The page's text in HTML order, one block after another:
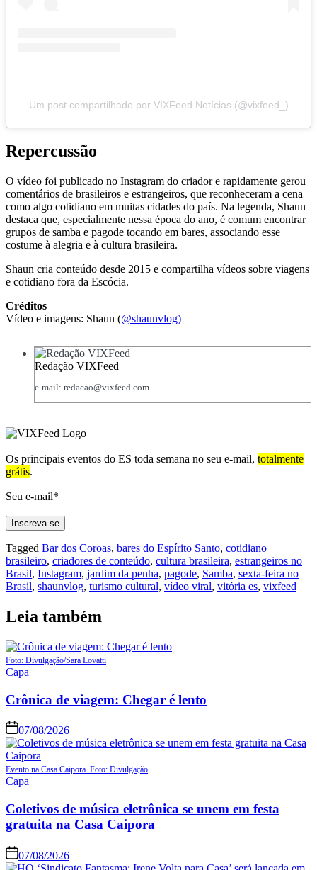
Um post compartilhado por VIXFeed Notícias (@vixfeed_)
Repercussão
O vídeo foi publicado no Instagram do criador e rapidamente gerou
comentários de brasileiros e estrangeiros, que reconheceram a cena
como algo cotidiano em muitas cidades do país. Na legenda, Shaun
destaca que, especialmente nessa época do ano, é comum encontrar
grupos de samba e pagode tocando em bares, associando esse
costume à alegria e à cultura brasileira.
Shaun cria conteúdo desde 2015 e compartilha vídeos sobre viagens
e cotidiano fora da Escócia.
Créditos
Vídeo e imagens: Shaun (@shaunvlog)
Redação VIXFeed
e-mail: redacao@vixfeed.com
Os principais eventos do ES toda semana no seu e-mail, totalmente
grátis.
Seu e-mail*
Tagged Bar dos Coroas, bares do Espírito Santo, cotidiano
brasileiro, criadores de conteúdo, cultura brasileira, estrangeiros no
Brasil, Instagram, jardim da penha, pagode, Samba, sexta-feira no
Brasil, shaunvlog, turismo cultural, vídeo viral, vitória es, vixfeed
Leia também
Foto: Divulgação/Sara Lovatti
Capa
Crônica de viagem: Chegar é lento
07/08/2026
Evento na Casa Caipora. Foto: Divulgação
Capa
Coletivos de música eletrônica se unem em festa
gratuita na Casa Caipora
07/08/2026